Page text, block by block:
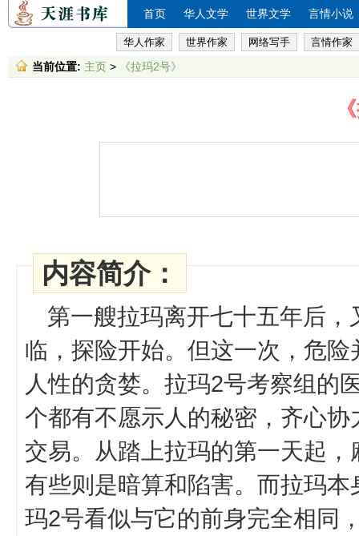
首页 华人文学 世界文学 言情小说
华人作家 世界作家 网络写手 言情作家
当前位置: 主页 > 《拉玛2号》
内容简介：
第一艘拉玛离开七十五年后
临，探险开始。但这一次，危
人性的贪婪。拉玛2号考察组的
个都有不愿示人的秘密，齐心
交易。从踏上拉玛的第一天起
有些则是暗算和陷害。而拉玛
玛2号看似与它的前身完全相同